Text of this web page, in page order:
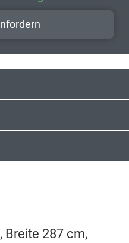
Breite 287 cm,